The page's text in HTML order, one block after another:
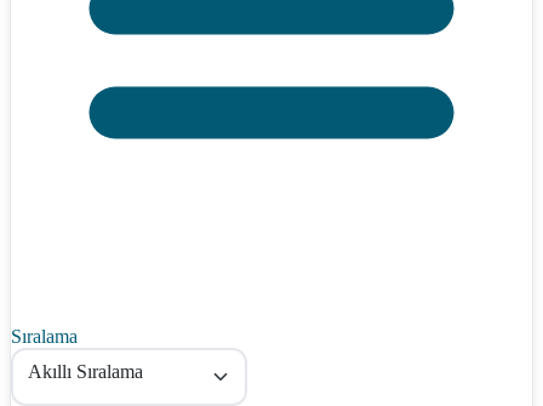
Sıralama
Akıllı Sıralama